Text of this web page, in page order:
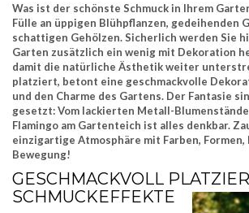
Was ist der schönste Schmuck in Ihrem
Fülle an üppigen Blühpflanzen, gedeihenden
schattigen Gehölzen. Sicherlich werden Sie
Garten zusätzlich ein wenig mit Dekoration
damit die natürliche Ästhetik weiter
platziert, betont eine geschmackvolle
und den Charme des Gartens. Der Fantasie
gesetzt: Vom lackierten Metall-
Flamingo am Gartenteich ist alles denkbar.
einzigartige Atmosphäre mit Farben, Formen,
Bewegung!
GESCHMACKVOLL
SCHMUCKEFFEKTE